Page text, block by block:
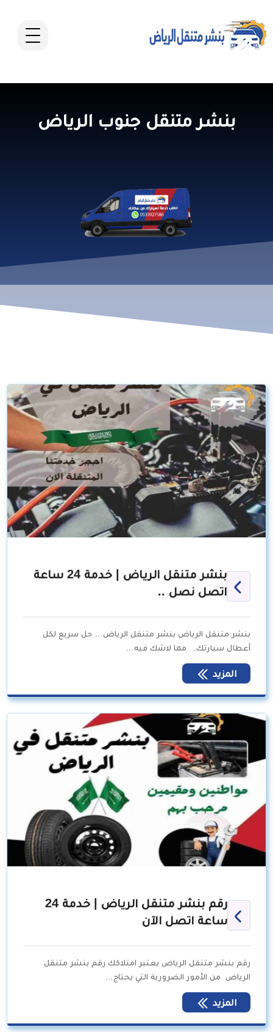
بنشر متنقل جنوب الرياض
بنشر متنقل الرياض | خدمة 24 ساعة
اتصل نصل ..
بنشر متنقل الرياض بنشر متنقل الرياض… حل سريع لكل
أعطال سيارتك. مما لاشك فيه…
المزيد
رقم بنشر متنقل الرياض | خدمة 24
ساعة اتصل الآن
رقم بنشر متنقل الرياض يعتبر امتلاكك رقم بنشر متنقل
الرياض من الأمور الضرورية التي يحتاج…
المزيد